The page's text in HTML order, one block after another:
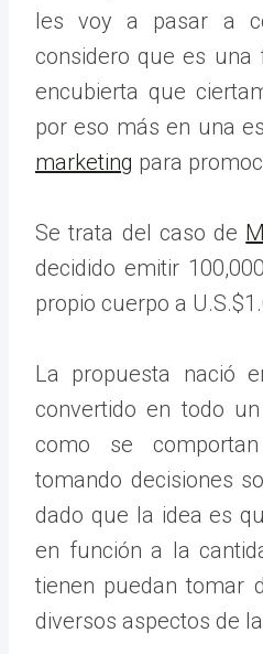
les voy a pasar a
considero que es una
encubierta que
por eso más en una
marketing para
Se trata del caso de
decidido emitir
propio cuerpo a
La propuesta nació
convertido en todo
como se
tomando decisiones
dado que la idea es
en función a la
tienen puedan tomar
diversos aspectos de